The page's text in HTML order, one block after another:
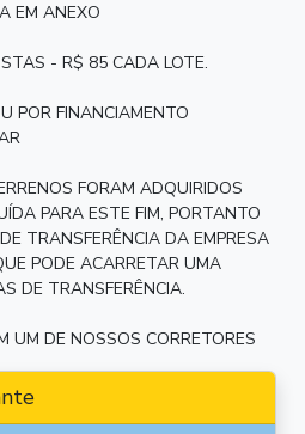
EM ANEXO
- R$ 85 CADA LOTE.
POR FINANCIAMENTO
FORAM ADQUIRIDOS
PARA ESTE FIM, PORTANTO
TRANSFERÊNCIA DA EMPRESA
PODE ACARRETAR UMA
DE TRANSFERÊNCIA.
UM DE NOSSOS CORRETORES